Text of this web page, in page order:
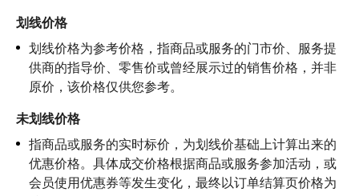
划线价格
划线价格为参考价格，指商品或服务的门市价、服务提
供商的指导价、零售价或曾经展示过的销售价格，并非
原价，该价格仅供您参考。
未划线价格
指商品或服务的实时标价，为划线价基础上计算出来的
优惠价格。具体成交价格根据商品或服务参加活动，或
会员使用优惠券等发生变化，最终以订单结算页价格为